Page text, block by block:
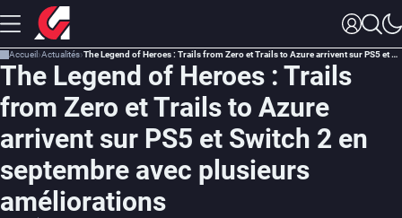
Accueil Actualités The Legend of Heroes : Trails from Zero et Trails to Azure arrivent sur PS5 et Switch 2 en septembre avec plusieurs améliorations
The Legend of Heroes : Trails
from Zero et Trails to Azure
arrivent sur PS5 et Switch 2 en
septembre avec plusieurs
améliorations